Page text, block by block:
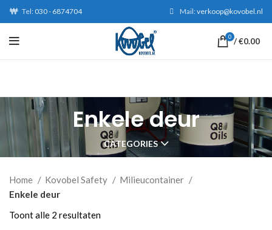
Tel: 030 - 6874704 Mail:verkoop@kovobel.nl
0 /€0.00
Enkele deur
CATEGORIES
Home Kovobel Safety
Milieucontainer
Enkele deur
Toont alle 2 resultatenGesorteerd